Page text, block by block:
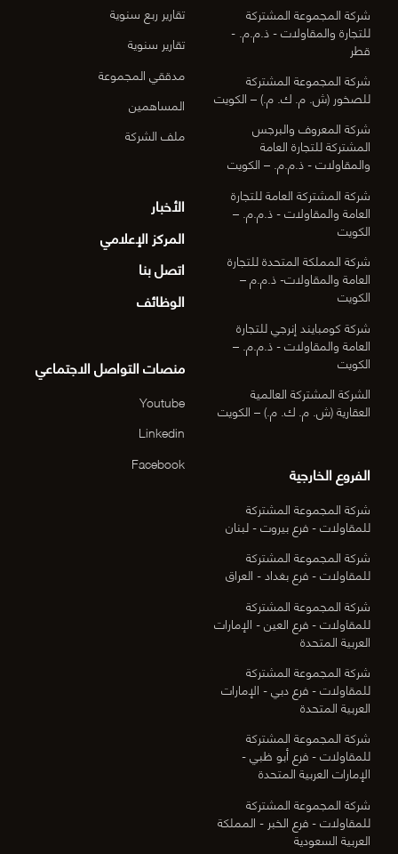
شركة المجموعة المشتركة
للتجارة والمقاولات - ذ.م.م. -
قطر
شركة المجموعة المشتركة
للصخور (ش. م. ك. م.) – الكويت
شركة المعروف والبرجس
المشتركة للتجارة العامة
والمقاولات - ذ.م.م. – الكويت
شركة المشتركة العامة للتجارة
العامة والمقاولات - ذ.م.م. –
الكويت
شركة المملكة المتحدة للتجارة
العامة والمقاولات- ذ.م.م –
الكويت
شركة كومبايند إنرجي للتجارة
العامة والمقاولات - ذ.م.م. –
الكويت
الشركة المشتركة العالمية
العقارية (ش. م. ك. م.) – الكويت
الفروع الخارجية
شركة المجموعة المشتركة
للمقاولات - فرع بيروت - لبنان
شركة المجموعة المشتركة
للمقاولات - فرع بغداد - العراق
شركة المجموعة المشتركة
للمقاولات - فرع العين - الإمارات
العربية المتحدة
شركة المجموعة المشتركة
للمقاولات - فرع دبي - الإمارات
العربية المتحدة
شركة المجموعة المشتركة
للمقاولات - فرع أبو ظبي -
الإمارات العربية المتحدة
شركة المجموعة المشتركة
للمقاولات - فرع الخبر - المملكة
العربية السعودية
تقارير ربع سنوية
تقارير سنوية
مدققي المجموعة
المساهمين
ملف الشركة
الأخبار
المركز الإعلامي
اتصل بنا
الوظائف
منصات التواصل الاجتماعي
Youtube
Linkedin
Facebook